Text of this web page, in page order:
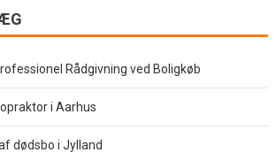
Rådgivning ved Boligkøb
i Aarhus
dødsbo i Jylland